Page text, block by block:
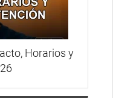
Horarios y